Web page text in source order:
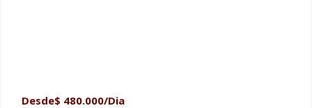
Desde$ 480.000/Dia